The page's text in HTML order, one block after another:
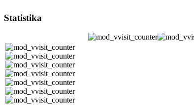
Statistika